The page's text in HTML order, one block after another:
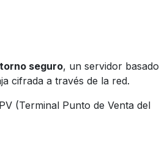
seguro, un servidor basado
cifrada a través de la red.
(Terminal Punto de Venta del